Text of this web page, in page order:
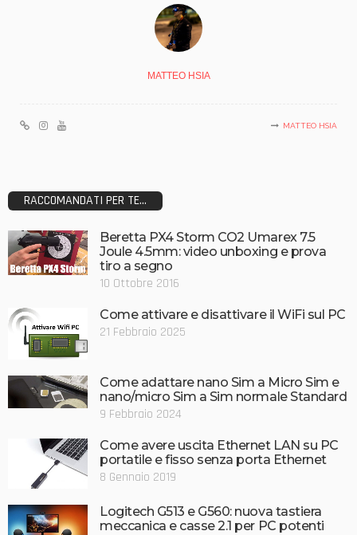
MATTEO HSIA
MATTEO HSIA
RACCOMANDATI PER TE...
Beretta PX4 Storm CO2 Umarex 7.5
Joule 4.5mm: video unboxing e prova
tiro a segno
10 Ottobre 2016
Come attivare e disattivare il WiFi sul PC
21 Febbraio 2025
Come adattare nano Sim a Micro Sim e
nano/micro Sim a Sim normale Standard
9 Febbraio 2024
Come avere uscita Ethernet LAN su PC
portatile e fisso senza porta Ethernet
8 Gennaio 2019
Logitech G513 e G560: nuova tastiera
meccanica e casse 2.1 per PC potenti